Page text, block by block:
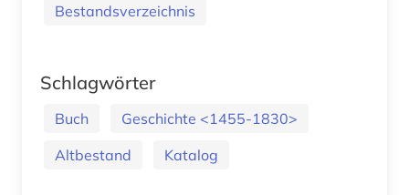
Bestandsverzeichnis
Schlagwörter
Buch
Geschichte <1455-1830>
Altbestand
Katalog